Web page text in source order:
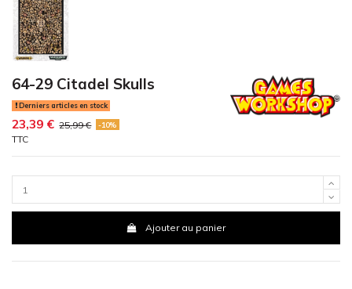
64-29 Citadel Skulls
Derniers articles en stock
23,39 € 25,99 € -10%
TTC
Ajouter au panier